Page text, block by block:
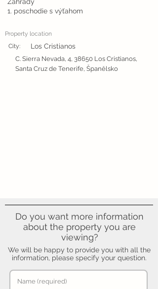
1. poschodie s výťahom
Property location
City:
Los Cristianos
C. Sierra Nevada, 4, 38650 Los Cristianos,
Santa Cruz de Tenerife, Španělsko
Do you want more information
about the property you are
viewing?
We will be happy to provide you with all the
information, please specify your question.